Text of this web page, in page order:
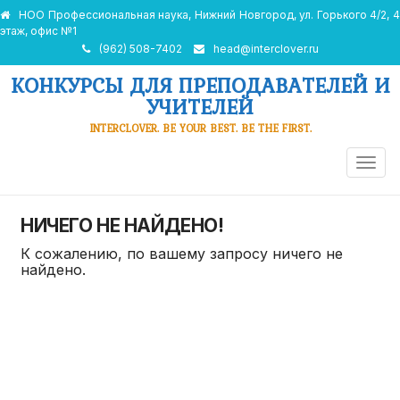
НОО Профессиональная наука, Нижний Новгород, ул. Горького 4/2, 4
этаж, офис №1
(962) 508-7402
head@interclover.ru
КОНКУРСЫ ДЛЯ ПРЕПОДАВАТЕЛЕЙ И
УЧИТЕЛЕЙ
INTERCLOVER. BE YOUR BEST. BE THE FIRST.
НИЧЕГО НЕ НАЙДЕНО!
К сожалению, по вашему запросу ничего не
найдено.